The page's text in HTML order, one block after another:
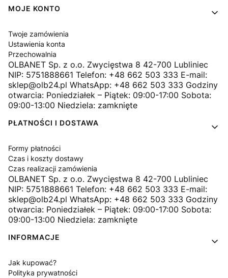
MOJE KONTO
Twoje zamówienia
Ustawienia konta
Przechowalnia
OLBANET Sp. z o.o. Zwycięstwa 8 42-700 Lubliniec
NIP: 5751888661 Telefon: +48 662 503 333 E-mail:
sklep@olb24.pl WhatsApp: +48 662 503 333 Godziny
otwarcia: Poniedziałek – Piątek: 09:00-17:00 Sobota:
09:00-13:00 Niedziela: zamknięte
PŁATNOŚCI I DOSTAWA
Formy płatności
Czas i koszty dostawy
Czas realizacji zamówienia
OLBANET Sp. z o.o. Zwycięstwa 8 42-700 Lubliniec
NIP: 5751888661 Telefon: +48 662 503 333 E-mail:
sklep@olb24.pl WhatsApp: +48 662 503 333 Godziny
otwarcia: Poniedziałek – Piątek: 09:00-17:00 Sobota:
09:00-13:00 Niedziela: zamknięte
INFORMACJE
Jak kupować?
Polityka prywatności